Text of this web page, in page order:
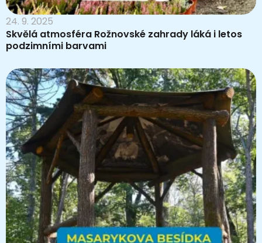
24. 9. 2025
Skvělá atmosféra Rožnovské zahrady láká i letos
podzimními barvami